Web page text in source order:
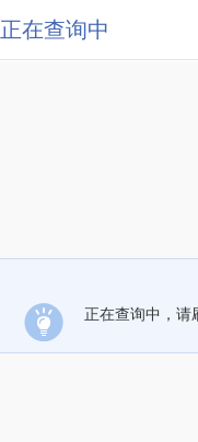
正在查询中
正在查询中，请